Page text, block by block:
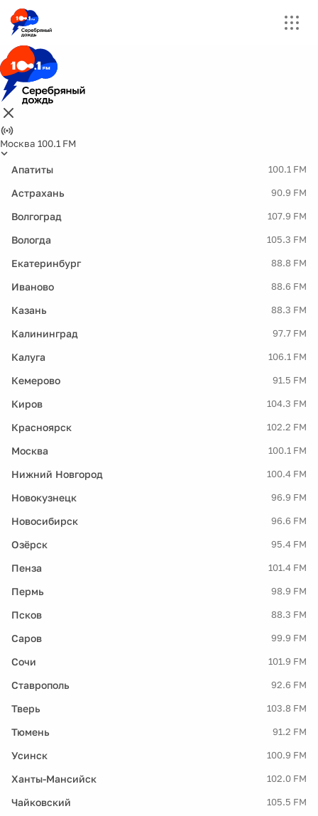
Москва 100.1 FM
Апатиты 100.1 FM
Астрахань 90.9 FM
Волгоград 107.9 FM
Вологда 105.3 FM
Екатеринбург 88.8 FM
Иваново 88.6 FM
Казань 88.3 FM
Калининград 97.7 FM
Калуга 106.1 FM
Кемерово 91.5 FM
Киров 104.3 FM
Красноярск 102.2 FM
Москва 100.1 FM
Нижний Новгород 100.4 FM
Новокузнецк 96.9 FM
Новосибирск 96.6 FM
Озёрск 95.4 FM
Пенза 101.4 FM
Пермь 98.9 FM
Псков 88.3 FM
Саров 99.9 FM
Сочи 101.9 FM
Ставрополь 92.6 FM
Тверь 103.8 FM
Тюмень 91.2 FM
Усинск 100.9 FM
Ханты-Мансийск 102.0 FM
Чайковский 105.5 FM